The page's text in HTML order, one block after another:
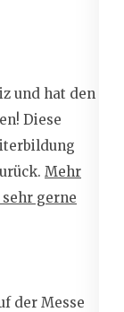
und hat den
Diese
Mehr
gerne
der Messe